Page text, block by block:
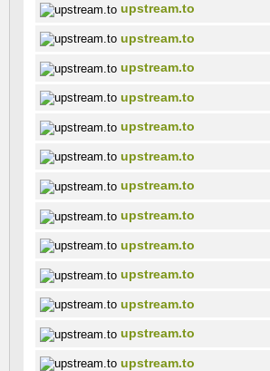
upstream.to
upstream.to
upstream.to
upstream.to
upstream.to
upstream.to
upstream.to
upstream.to
upstream.to
upstream.to
upstream.to
upstream.to
upstream.to